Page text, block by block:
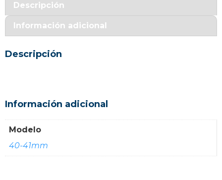
Descripción
Información adicional
Descripción
Información adicional
Modelo
40-41mm